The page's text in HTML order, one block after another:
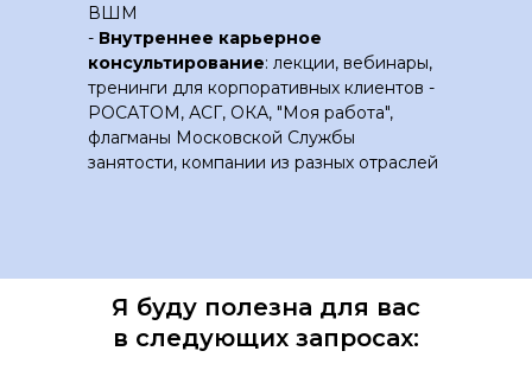
ВШМ
- Внутреннее карьерное
консультирование: лекции, вебинары,
тренинги для корпоративных клиентов -
РОСАТОМ, АСГ, ОКА, "Моя работа",
флагманы Московской Службы
занятости, компании из разных отраслей
Я буду полезна для вас
в следующих запросах: